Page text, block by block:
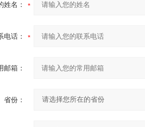
姓名：
电话：
邮箱：
省份：